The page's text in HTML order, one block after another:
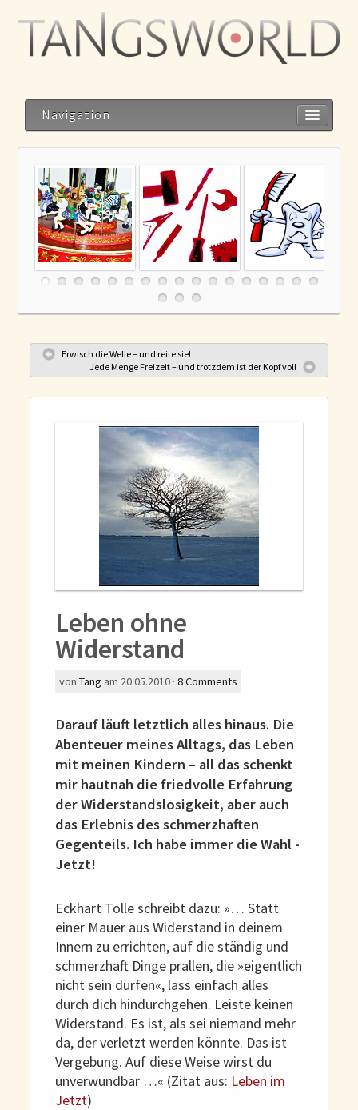
Navigation
Home
Geistesblitze
Blog
Storys
Reise zum Dalai Lama
Gedanken und Gefühle
Die zwei Leben des Herrn Richie
Kreativitäts-Karussell
Ich muss an meiner
Beziehung arbeiten!
– Quatsch mit Soße!
Zähneputz-
Verweigerer
Erwisch die Welle – und reite sie!
Jede Menge Freizeit – und trotzdem ist der Kopf voll
Leben ohne
Widerstand
von Tang am 20.05.2010· 8Comments
Darauf läuft letztlich alles hinaus. Die
Abenteuer meines Alltags, das Leben
mit meinen Kindern – all das schenkt
mir hautnah die friedvolle Erfahrung
der Widerstandslosigkeit, aber auch
das Erlebnis des schmerzhaften
Gegenteils. Ich habe immer die Wahl -
Jetzt!
Eckhart Tolle schreibt dazu: »… Statt
einer Mauer aus Widerstand in deinem
Innern zu errichten, auf die ständig und
schmerzhaft Dinge prallen, die »eigentlich
nicht sein dürfen«, lass einfach alles
durch dich hindurchgehen. Leiste keinen
Widerstand. Es ist, als sei niemand mehr
da, der verletzt werden könnte. Das ist
Vergebung. Auf diese Weise wirst du
unverwundbar …« (Zitat aus: Leben im
Jetzt)